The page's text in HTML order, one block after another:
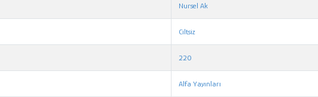
Nursel Ak
Ciltsiz
220
Alfa Yayınları